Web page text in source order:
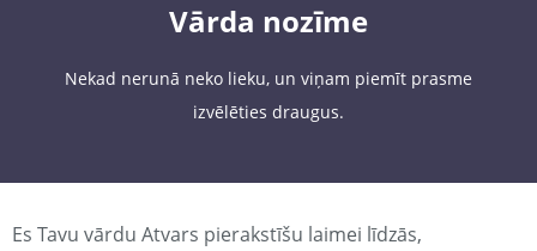
Vārda nozīme
Nekad nerunā neko lieku, un viņam piemīt prasme
izvēlēties draugus.
Es Tavu vārdu Atvars pierakstīšu laimei līdzās,